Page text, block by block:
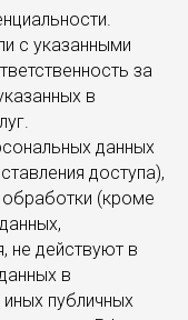
с указанными
за
в
данных
доступа),
(кроме
не действуют в
в
публичных